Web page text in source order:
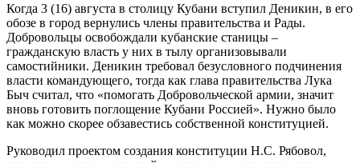
Когда 3 (16) августа в столицу Кубани вступил Деникин, в его
обозе в город вернулись члены правительства и Рады.
Добровольцы освобождали кубанские станицы –
гражданскую власть у них в тылу организовывали
самостийники. Деникин требовал безусловного подчинения
власти командующего, тогда как глава правительства Лука
Быч считал, что «помогать Добровольческой армии, значит
вновь готовить поглощение Кубани Россией». Нужно было
как можно скорее обзавестись собственной конституцией.
Руководил проектом создания конституции Н.С. Рябовол,